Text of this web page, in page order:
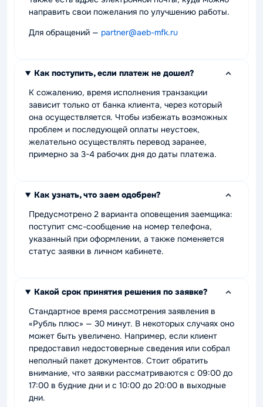
направить свои пожелания по улучшению работы.
Для обращений — partner@aeb-mfk.ru
Как поступить, если платеж не дошел?
К сожалению, время исполнения транзакции
зависит только от банка клиента, через который
она осуществляется. Чтобы избежать возможных
проблем и последующей оплаты неустоек,
желательно осуществлять перевод заранее,
примерно за 3-4 рабочих дня до даты платежа.
Как узнать, что заем одобрен?
Предусмотрено 2 варианта оповещения заемщика:
поступит смс-сообщение на номер телефона,
указанный при оформлении, а также поменяется
статус заявки в личном кабинете.
Какой срок принятия решения по заявке?
Стандартное время рассмотрения заявления в
«Рубль плюс» — 30 минут. В некоторых случаях оно
может быть увеличено. Например, если клиент
предоставил недостоверные сведения или собрал
неполный пакет документов. Стоит обратить
внимание, что заявки рассматриваются с 09:00 до
17:00 в будние дни и с 10:00 до 20:00 в выходные
дни.